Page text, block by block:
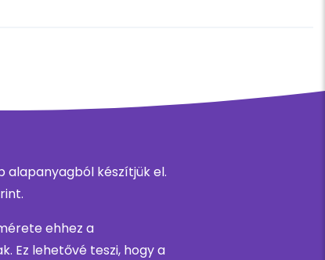
készítjük el.
ehhez a
Ez lehetővé teszi, hogy a